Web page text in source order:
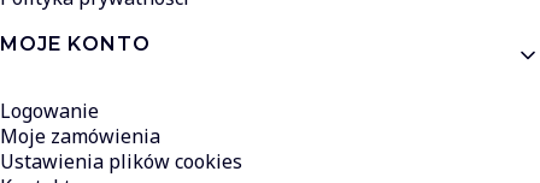
MOJE KONTO
Logowanie
Moje zamówienia
Ustawienia plików cookies